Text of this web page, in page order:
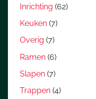
Inrichting (62)
Keuken (7)
Overig (7)
Ramen (6)
Slapen (7)
Trappen (4)